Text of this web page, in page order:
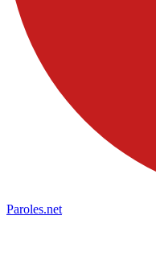
Paroles.net